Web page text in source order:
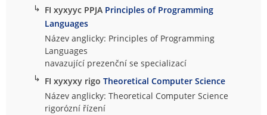
↳ FI xyxyyc PPJA Principles of Programming
Languages
Název anglicky: Principles of Programming
Languages
navazující prezenční se specializací
↳ FI xyxyxy rigoTheoretical Computer Science
Název anglicky: Theoretical Computer Science
rigorózní řízení